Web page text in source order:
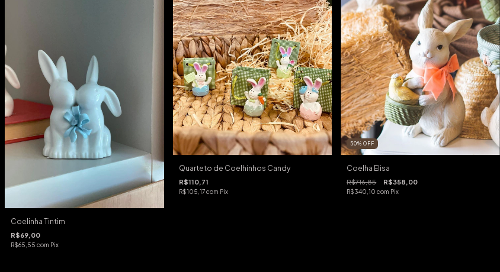
Coelinha Tintim
R$69,00
R$65,55 com Pix
Quarteto de Coelhinhos Candy
R$110,71
R$105,17com Pix
50%OFF
Coelha Elisa
R$716,85 R$358,00
R$340,10com Pix